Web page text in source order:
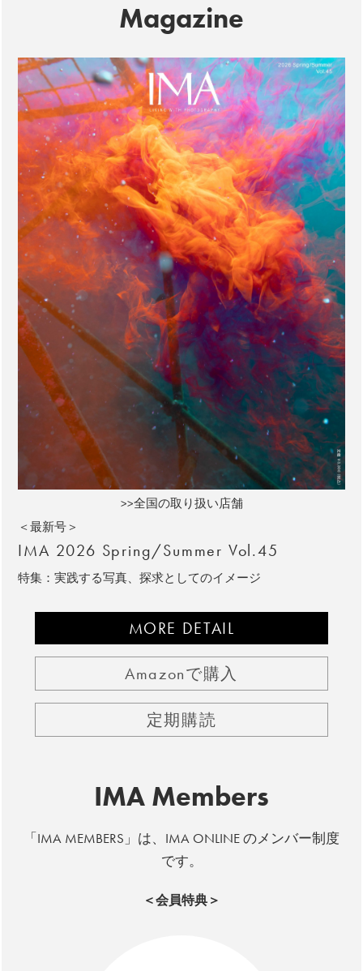
Magazine
>>全国の取り扱い店舗
＜最新号＞
IMA 2026 Spring/Summer Vol.45
特集：実践する写真、探求としてのイメージ
MORE DETAIL
Amazonで購入
定期購読
IMA Members
「IMA MEMBERS」は、IMA ONLINE のメンバー制度
です。
＜会員特典＞